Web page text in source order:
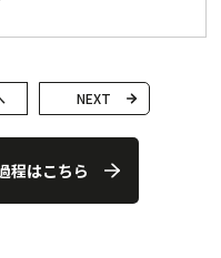
NEXT
程はこちら